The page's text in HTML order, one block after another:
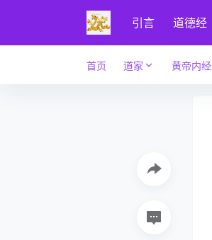
引言 道德经
首页 道家 黄帝内经